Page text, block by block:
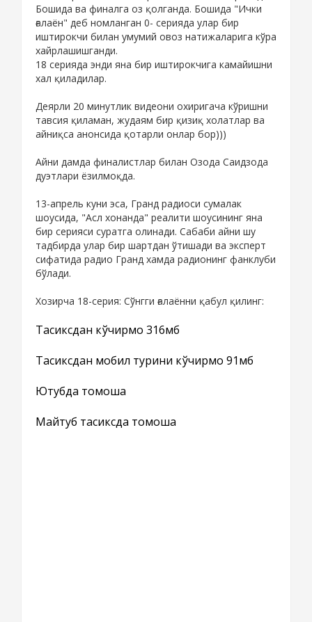
Бошида ва финалга оз қолганда. Бошида "Ички
ғалаён" деб номланган 0- серияда улар бир
иштирокчи билан умумий овоз натижаларига кўра
хайрлашишганди.
18 серияда энди яна бир иштирокчига камайишни
хал қиладилар.
Деярли 20 минутлик видеони охиригача кўришни
тавсия қиламан, жудаям бир қизиқ холатлар ва
айниқса анонсида қотарли онлар бор)))
Айни дамда финалистлар билан Озода Саидзода
дуэтлари ёзилмоқда.
13-апрель куни эса, Гранд радиоси сумалак
шоусида, "Асл хонанда" реалити шоусининг яна
бир серияси суратга олинади. Сабаби айни шу
тадбирда улар бир шартдан ўтишади ва эксперт
сифатида радио Гранд хамда радионинг фанклуби
бўлади.
Хозирча 18-серия: Сўнгги ғалаённи қабул қилинг:
Тасиксдан кўчирмоқ 316мб
Тасиксдан мобил турини кўчирмоқ 91мб
Ютубда томоша
Майтуб тасиксда томоша